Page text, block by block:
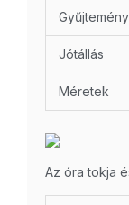
Gyűjtemény
Jótállás
Méretek
Az óra tokja